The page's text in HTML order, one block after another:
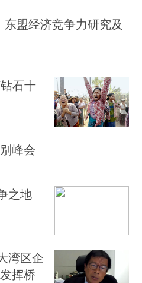
东盟经济竞争力研究及
石十
峰会
之地
湾区企
挥桥